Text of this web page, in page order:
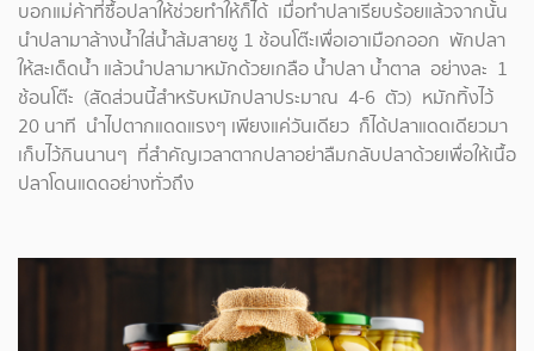
บอกแม่ค้าที่ซื้อปลาให้ช่วยทำให้ก็ได้ เมื่อทำปลาเรียบร้อยแล้วจากนั้น
นำปลามาล้างน้ำใส่น้ำส้มสายชู 1 ช้อนโต๊ะเพื่อเอาเมือกออก พักปลา
ให้สะเด็ดน้ำ แล้วนำปลามาหมักด้วยเกลือ น้ำปลา น้ำตาล อย่างละ 1
ช้อนโต๊ะ (สัดส่วนนี้สำหรับหมักปลาประมาณ 4-6 ตัว) หมักทิ้งไว้
20 นาที นำไปตากแดดแรงๆ เพียงแค่วันเดียว ก็ได้ปลาแดดเดียวมา
เก็บไว้กินนานๆ ที่สำคัญเวลาตากปลาอย่าลืมกลับปลาด้วยเพื่อให้เนื้อ
ปลาโดนแดดอย่างทั่วถึง